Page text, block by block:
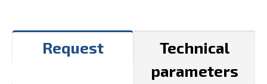
Request
Technical
parameters